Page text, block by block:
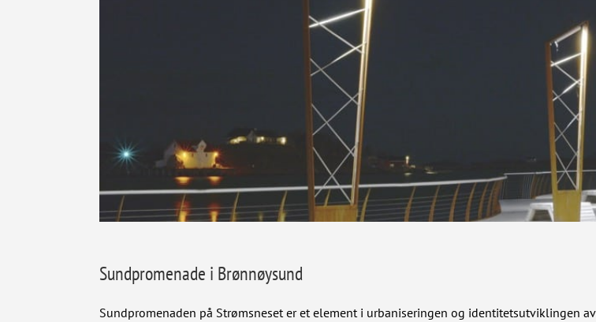
Sundpromenade i Brønnøysund
Sundpromenaden på Strømsneset er et element i urbaniseringen og identitetsutviklingen av